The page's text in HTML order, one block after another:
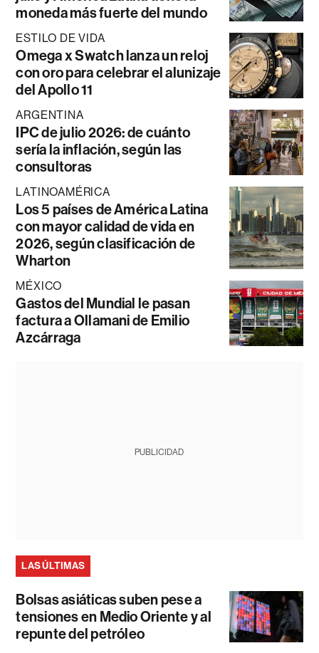
moneda más fuerte del mundo
ESTILO DE VIDA
Omega x Swatch lanza un reloj
con oro para celebrar el alunizaje
del Apollo 11
ARGENTINA
IPC de julio 2026: de cuánto
sería la inflación, según las
consultoras
LATINOAMÉRICA
Los 5 países de América Latina
con mayor calidad de vida en
2026, según clasificación de
Wharton
MÉXICO
Gastos del Mundial le pasan
factura a Ollamani de Emilio
Azcárraga
PUBLICIDAD
LAS ÚLTIMAS
Bolsas asiáticas suben pese a
tensiones en Medio Oriente y al
repunte del petróleo